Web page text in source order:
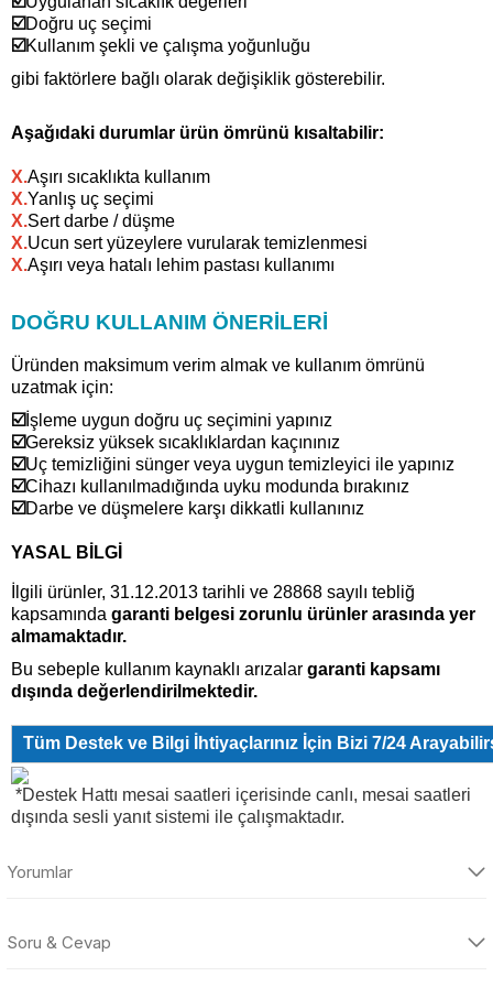
☑️Doğru uç seçimi
☑️Kullanım şekli ve çalışma yoğunluğu
gibi faktörlere bağlı olarak değişiklik gösterebilir.
Aşağıdaki durumlar ürün ömrünü kısaltabilir:
X.Aşırı sıcaklıkta kullanım
X.Yanlış uç seçimi
X.Sert darbe / düşme
X.Ucun sert yüzeylere vurularak temizlenmesi
X.Aşırı veya hatalı lehim pastası kullanımı
DOĞRU KULLANIM ÖNERİLERİ
Üründen maksimum verim almak ve kullanım ömrünü
uzatmak için:
☑️ İşleme uygun doğru uç seçimini yapınız
☑️Gereksiz yüksek sıcaklıklardan kaçınınız
☑️Uç temizliğini sünger veya uygun temizleyici ile yapınız
☑️Cihazı kullanılmadığında uyku modunda bırakınız
☑️Darbe ve düşmelere karşı dikkatli kullanınız
YASAL BİLGİ
İlgili ürünler, 31.12.2013 tarihli ve 28868 sayılı tebliğ
kapsamında garanti belgesi zorunlu ürünler arasında yer
almamaktadır.
Bu sebeple kullanım kaynaklı arızalar garanti kapsamı
dışında değerlendirilmektedir.
Tüm Destek ve Bilgi İhtiyaçlarınız İçin Bizi 7/24
*Destek Hattı mesai saatleri içerisinde canlı, mesai saatleri
dışında sesli yanıt sistemi ile çalışmaktadır.
Yorumlar
Soru & Cevap